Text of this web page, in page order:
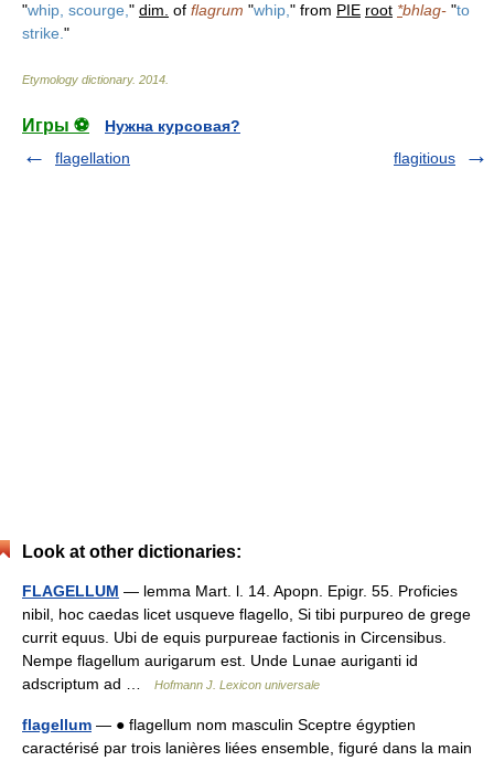
"whip, scourge, " dim. of flagrum "whip, " from PIE root *bhlag- "to
strike. "
Etymology dictionary. 2014
Игры ⚽
Нужна курсовая?
flagellation
flagitious
Look at other dictionaries:
FLAGELLUM — lemma Mart. l. 14. Apopn. Epigr. 55. Proficies
nibil, hoc caedas licet usqueve flagello, Si tibi purpureo de grege
currit equus. Ubi de equis purpureae factionis in Circensibus.
Nempe flagellum aurigarum est. Unde Lunae auriganti id
adscriptum ad …
Hofmann J. Lexicon universale
flagellum — ● flagellum nom masculin Sceptre égyptien
caractérisé par trois lanières liées ensemble, figuré dans la main